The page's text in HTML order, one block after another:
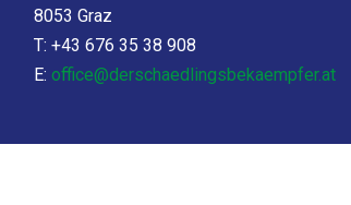
8053 Graz
T: +43 676 35 38 908
E: office@derschaedlingsbekaempfer.at